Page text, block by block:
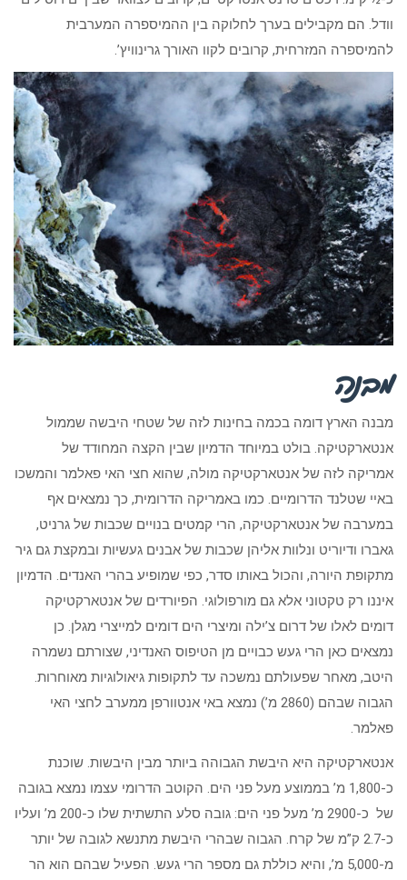
וודל. הם מקבילים בערך לחלוקה בין ההמיספרה המערבית
להמיספרה המזרחית, קרובים לקוו האורך גרינוויץ’.
מבנה
מבנה הארץ דומה בכמה בחינות לזה של שטחי היבשה שממול
אנטארקטיקה. בולט במיוחד הדמיון שבין הקצה המחודד של
אמריקה לזה של אנטארקטיקה מולה, שהוא חצי האי פאלמר והמשכו
באיי שטלנד הדרומיים. כמו באמריקה הדרומית, כך נמצאים אף
במערבה של אנטארקטיקה, הרי קמטים בנויים שכבות של גרניט,
גאברו ודיוריט ונלוות אליהן שכבות של אבנים געשיות ובמקצת גם גיר
מתקופת היורה, והכול באותו סדר, כפי שמופיע בהרי האנדים. הדמיון
איננו רק טקטוני אלא גם מורפולוגי. הפיורדים של אנטארקטיקה
דומים לאלו של דרום צ’ילה ומיצרי הים דומים למייצרי מגלן. כן
נמצאים כאן הרי געש כבויים מן הטיפוס האנדיני, שצורתם נשמרה
היטב, מאחר שפעולתם נמשכה עד לתקופות גיאולוגיות מאוחרות.
הגבוה שבהם (2860 מ’) נמצא באי אנטוורפן ממערב לחצי האי
פאלמר.
אנטארקטיקה היא היבשת הגבוהה ביותר מבין היבשות. שוכנת
כ-1,800 מ’ בממוצע מעל פני הים. הקוטב הדרומי עצמו נמצא בגובה
של כ-2900 מ’ מעל פני הים: גובה סלע התשתית שלו כ-200 מ’ ועליו
כ-2.7 ק”מ של קרח. הגבוה שבהרי היבשת מתנשא לגובה של יותר
מ-5,000 מ’, והיא כוללת גם מספר הרי געש. הפעיל שבהם הוא הר